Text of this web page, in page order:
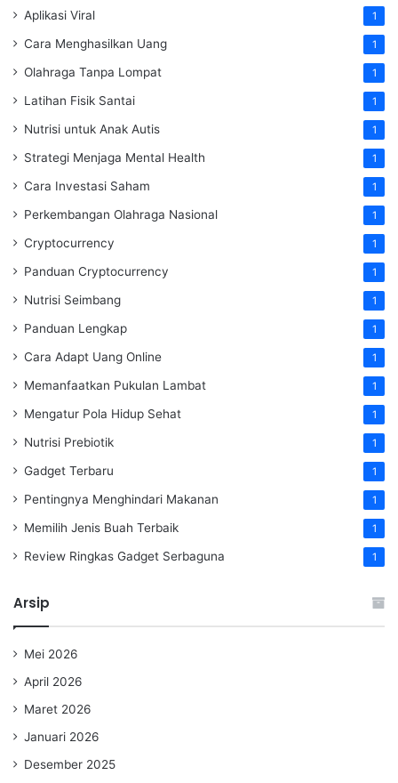
Aplikasi Viral 1
Cara Menghasilkan Uang 1
Olahraga Tanpa Lompat 1
Latihan Fisik Santai 1
Nutrisi untuk Anak Autis 1
Strategi Menjaga Mental Health 1
Cara Investasi Saham 1
Perkembangan Olahraga Nasional 1
Cryptocurrency 1
Panduan Cryptocurrency 1
Nutrisi Seimbang 1
Panduan Lengkap 1
Cara Adapt Uang Online 1
Memanfaatkan Pukulan Lambat 1
Mengatur Pola Hidup Sehat 1
Nutrisi Prebiotik 1
Gadget Terbaru 1
Pentingnya Menghindari Makanan 1
Memilih Jenis Buah Terbaik 1
Review Ringkas Gadget Serbaguna 1
Arsip
Mei 2026
April 2026
Maret 2026
Januari 2026
Desember 2025